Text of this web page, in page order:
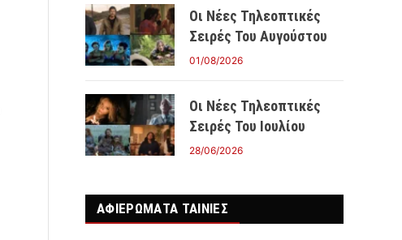
Οι Νέες Τηλεοπτικές
Σειρές Του Αυγούστου
01/08/2026
Οι Νέες Τηλεοπτικές
Σειρές Του Ιουλίου
28/06/2026
ΑΦΙΕΡΩΜΑΤΑ ΤΑΙΝΊΕΣ